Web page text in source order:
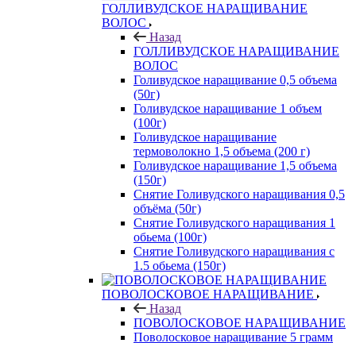
ГОЛЛИВУДСКОЕ НАРАЩИВАНИЕ
ВОЛОС
Назад
ГОЛЛИВУДСКОЕ НАРАЩИВАНИЕ
ВОЛОС
Голивудское наращивание 0,5 объема
(50г)
Голивудское наращивание 1 объем
(100г)
Голивудское наращивание
термоволокно 1,5 объема (200 г)
Голивудское наращивание 1,5 объема
(150г)
Снятие Голивудского наращивания 0,5
объёма (50г)
Снятие Голивудского наращивания 1
обьема (100г)
Снятие Голивудского наращивания с
1.5 обьема (150г)
ПОВОЛОСКОВОЕ НАРАЩИВАНИЕ
Назад
ПОВОЛОСКОВОЕ НАРАЩИВАНИЕ
Поволосковое наращивание 5 грамм